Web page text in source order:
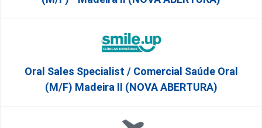
Oral Sales Specialist / Comercial Saúde Oral
(M/F) Madeira II (NOVA ABERTURA)